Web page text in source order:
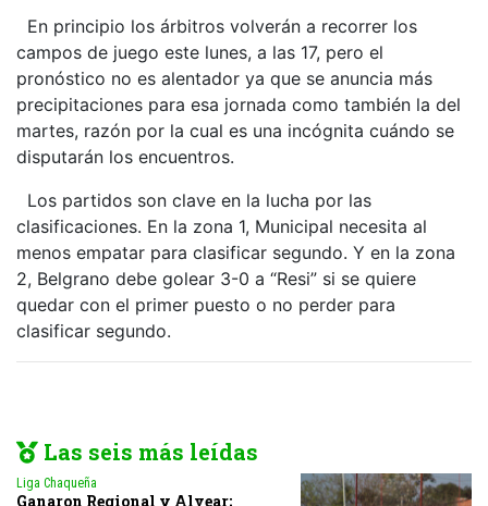
En principio los árbitros volverán a recorrer los
campos de juego este lunes, a las 17, pero el
pronóstico no es alentador ya que se anuncia más
precipitaciones para esa jornada como también la del
martes, razón por la cual es una incógnita cuándo se
disputarán los encuentros.
Los partidos son clave en la lucha por las
clasificaciones. En la zona 1, Municipal necesita al
menos empatar para clasificar segundo. Y en la zona
2, Belgrano debe golear 3-0 a “Resi” si se quiere
quedar con el primer puesto o no perder para
clasificar segundo.
Las seis más leídas
Liga Chaqueña
Ganaron Regional y Alvear;